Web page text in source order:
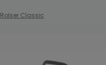
Rolser Classic